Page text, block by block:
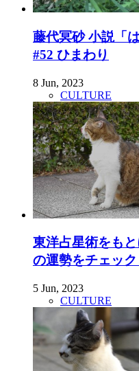
藤代冥砂 小説「
#52 ひまわり
8 Jun, 2023
CULTURE
東洋占星術をも
の運勢をチェック
5 Jun, 2023
CULTURE